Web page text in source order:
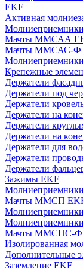
EKF
Активная
Мачты ММСАА
Мачты ММСАС-Ф
Крепежные
Держатели
Держатели под
Держатели
Держатели на
Держатели
Держатели на
Держатели для
Держатели
Держатели
Зажимы EKF
Мачты ММСП
Мачты ММСПС-Ф
Изолированная
Дополнительные
Заземление EKF